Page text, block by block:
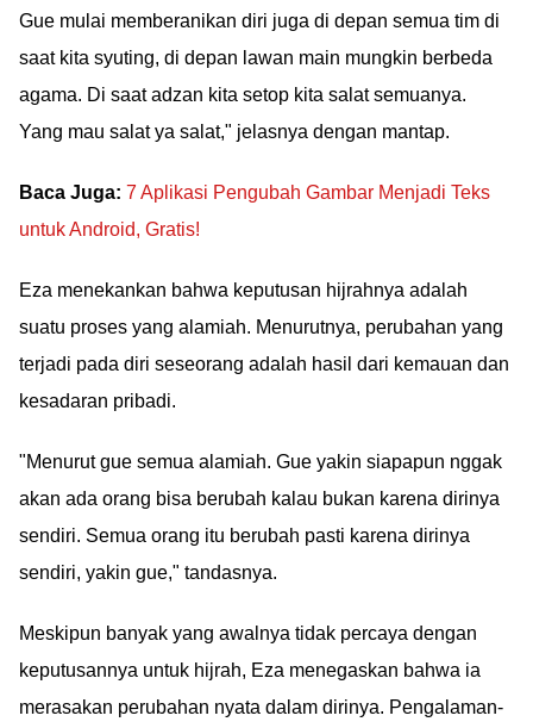
Gue mulai memberanikan diri juga di depan semua tim di
saat kita syuting, di depan lawan main mungkin berbeda
agama. Di saat adzan kita setop kita salat semuanya.
Yang mau salat ya salat," jelasnya dengan mantap.
Baca Juga: 7 Aplikasi Pengubah Gambar Menjadi Teks
untuk Android, Gratis!
Eza menekankan bahwa keputusan hijrahnya adalah
suatu proses yang alamiah. Menurutnya, perubahan yang
terjadi pada diri seseorang adalah hasil dari kemauan dan
kesadaran pribadi.
"Menurut gue semua alamiah. Gue yakin siapapun nggak
akan ada orang bisa berubah kalau bukan karena dirinya
sendiri. Semua orang itu berubah pasti karena dirinya
sendiri, yakin gue," tandasnya.
Meskipun banyak yang awalnya tidak percaya dengan
keputusannya untuk hijrah, Eza menegaskan bahwa ia
merasakan perubahan nyata dalam dirinya. Pengalaman-